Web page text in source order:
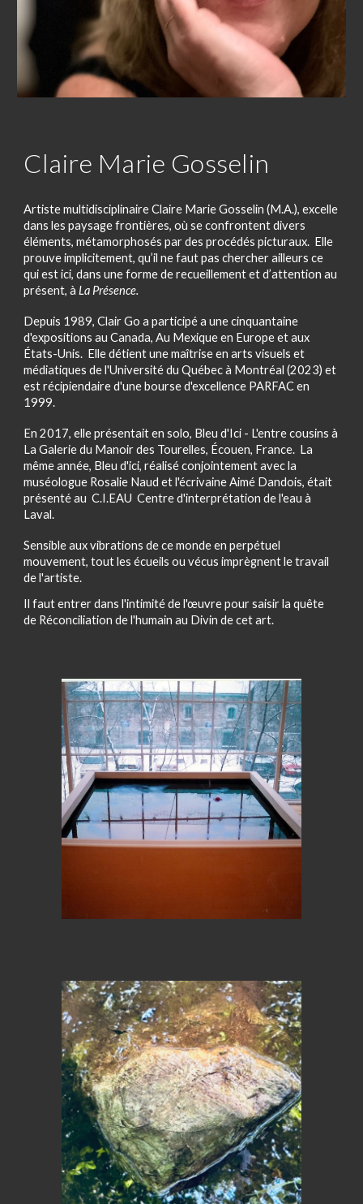
Claire Marie Gosselin
Artiste multidisciplinaire Claire Marie Gosselin (M.A.), excelle
dans les paysage frontières, où se confrontent divers
éléments, métamorphosés par des procédés picturaux. Elle
prouve implicitement, qu’il ne faut pas chercher ailleurs ce
qui est ici, dans une forme de recueillement et d’attention au
présent, àLa Présence.
Depuis 1989, Clair Go a participé a une cinquantaine
d'expositions au Canada, Au Mexique en Europe et aux
États-Unis. Elle détient une maîtrise en arts visuels et
médiatiques de l'Université du Québec à Montréal (2023) et
est récipiendaire d'une bourse d'excellence PARFAC en
1999.
En 2017, elle présentait en solo, Bleu d'Ici - L'entre cousins à
La Galerie du Manoir des Tourelles, Écouen, France. La
même année, Bleu d'ici, réalisé conjointement avec la
muséologue Rosalie Naud et l'écrivaine Aimé Dandois, était
présenté au C.I.EAU Centre d'interprétation de l'eau à
Laval.
Sensible aux vibrations de ce monde en perpétuel
mouvement, tout les écueils ou vécus imprègnent le travail
de l'artiste.
Il faut entrer dans l'intimité de l'œuvre pour saisir la quête
de Réconciliation de l'humain au Divin de cet art.